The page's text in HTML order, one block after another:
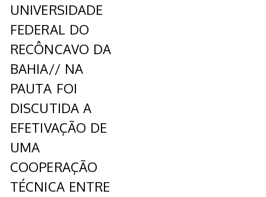
UNIVERSIDADE
FEDERAL DO
RECÔNCAVO DA
BAHIA// NA
PAUTA FOI
DISCUTIDA A
EFETIVAÇÃO DE
UMA
COOPERAÇÃO
TÉCNICA ENTRE